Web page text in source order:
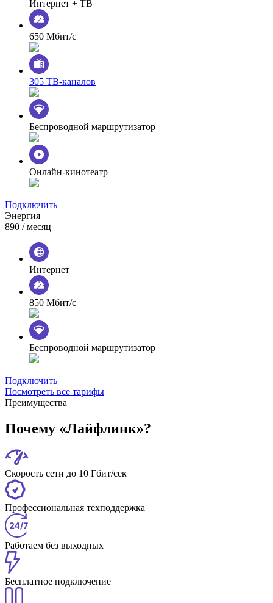
Интернет + ТВ
650 Мбит/с
305 ТВ-каналов
Беспроводной маршрутизатор
Онлайн-кинотеатр
Подключить
Энергия
890 / месяц
Интернет
850 Мбит/с
Беспроводной маршрутизатор
Подключить
Посмотреть все тарифы
Преимущества
Почему «Лайфлинк»?
Скорость сети до 10 Гбит/сек
Профессиональная техподдержка
Работаем без выходных
Бесплатное подключение